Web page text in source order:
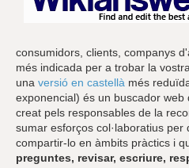
consumidors, clients, companys
més indicada per a trobar la
una versió en castellà més
exponencial) és un buscador web
creat pels responsables de la
sumar esforços col·laboratius
compartir-lo en àmbits pràctics i
preguntes, revisar, escriure,